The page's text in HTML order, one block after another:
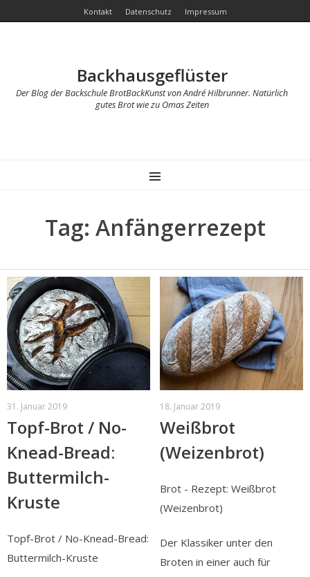
Kontakt Datenschutz Impressum
Backhausgeflüster
Der Blog der Backschule BrotBackKunst von André Hilbrunner. Natürlich
gutes Brot wie zu Omas Zeiten
MENU
Tag: Anfängerrezept
31. Januar 2019
Topf-Brot / No-
Knead-Bread:
Buttermilch-
Kruste
Topf-Brot / No-Knead-Bread:
Buttermilch-Kruste
18. Januar 2019
Weißbrot
(Weizenbrot)
Brot - Rezept: Weißbrot
(Weizenbrot)
Der Klassiker unter den
Broten in einer auch für